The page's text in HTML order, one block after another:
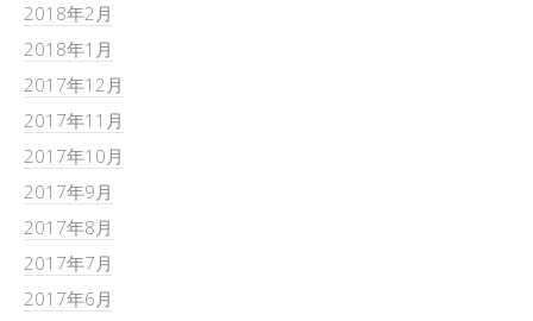
2018年2月
2018年1月
2017年12月
2017年11月
2017年10月
2017年9月
2017年8月
2017年7月
2017年6月